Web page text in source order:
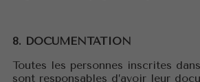
8. DOCUMENTATION
Toutes les personnes inscrites
sont responsables d’avoir leur